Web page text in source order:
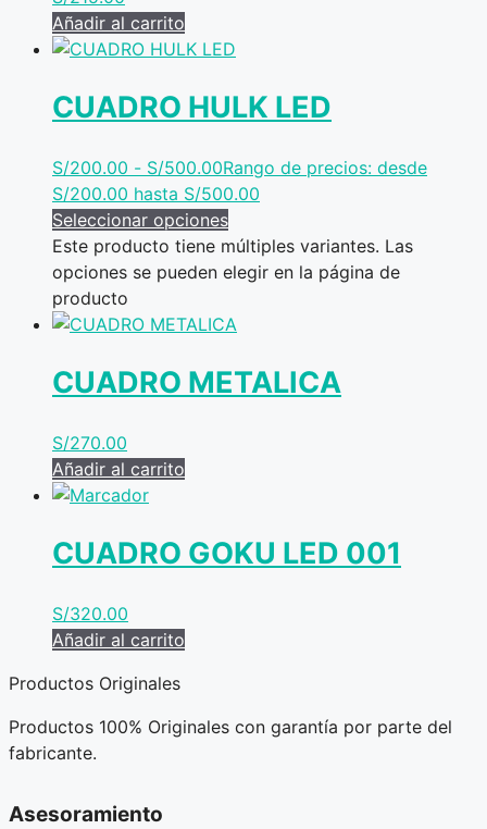
Añadir al carrito
CUADRO HULK LED
S/200.00 - S/500.00Rango de precios: desde
S/200.00 hasta S/500.00
Seleccionar opciones
Este producto tiene múltiples variantes. Las
opciones se pueden elegir en la página de
producto
CUADRO METALICA
S/270.00
Añadir al carrito
CUADRO GOKU LED 001
S/320.00
Añadir al carrito
Productos Originales
Productos 100% Originales con garantía por parte del
fabricante.
Asesoramiento